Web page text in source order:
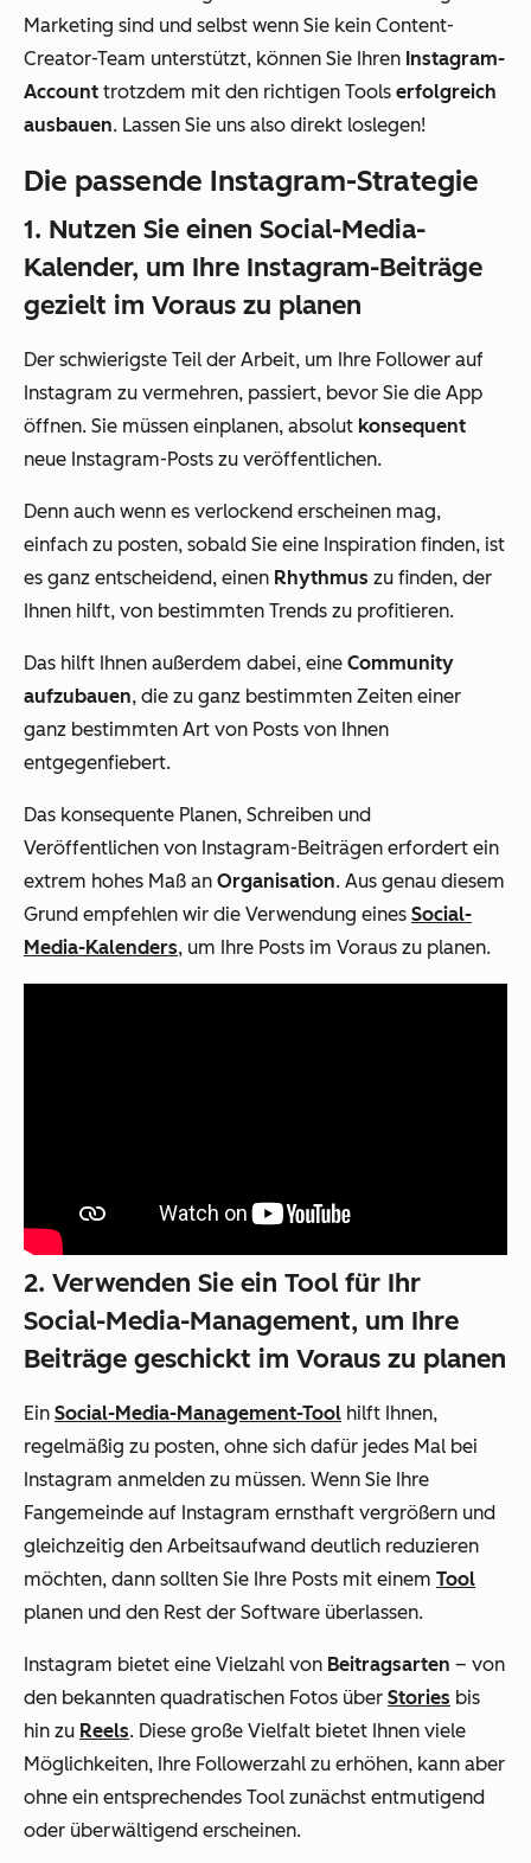
Marketing sind und selbst wenn Sie kein Content-
Creator-Team unterstützt, können Sie Ihren Instagram-
Account trotzdem mit den richtigen Tools erfolgreich
ausbauen. Lassen Sie uns also direkt loslegen!
Die passende Instagram-Strategie
1. Nutzen Sie einen Social-Media-
Kalender, um Ihre Instagram-Beiträge
gezielt im Voraus zu planen
Der schwierigste Teil der Arbeit, um Ihre Follower auf
Instagram zu vermehren, passiert, bevor Sie die App
öffnen. Sie müssen einplanen, absolut konsequent
neue Instagram-Posts zu veröffentlichen.
Denn auch wenn es verlockend erscheinen mag,
einfach zu posten, sobald Sie eine Inspiration finden, ist
es ganz entscheidend, einen Rhythmus zu finden, der
Ihnen hilft, von bestimmten Trends zu profitieren.
Das hilft Ihnen außerdem dabei, eine Community
aufzubauen, die zu ganz bestimmten Zeiten einer
ganz bestimmten Art von Posts von Ihnen
entgegenfiebert.
Das konsequente Planen, Schreiben und
Veröffentlichen von Instagram-Beiträgen erfordert ein
extrem hohes Maß an Organisation. Aus genau diesem
Grund empfehlen wir die Verwendung eines Social-
Media-Kalenders, um Ihre Posts im Voraus zu planen.
2. Verwenden Sie ein Tool für Ihr
Social-Media-Management, um Ihre
Beiträge geschickt im Voraus zu planen
Ein Social-Media-Management-Tool hilft Ihnen,
regelmäßig zu posten, ohne sich dafür jedes Mal bei
Instagram anmelden zu müssen. Wenn Sie Ihre
Fangemeinde auf Instagram ernsthaft vergrößern und
gleichzeitig den Arbeitsaufwand deutlich reduzieren
möchten, dann sollten Sie Ihre Posts mit einem Tool
planen und den Rest der Software überlassen.
Instagram bietet eine Vielzahl von Beitragsarten – von
den bekannten quadratischen Fotos über Stories bis
hin zu Reels. Diese große Vielfalt bietet Ihnen viele
Möglichkeiten, Ihre Followerzahl zu erhöhen, kann aber
ohne ein entsprechendes Tool zunächst entmutigend
oder überwältigend erscheinen.